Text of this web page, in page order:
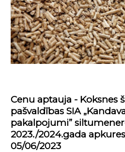
Cenu aptauja - Koksnes
pašvaldības SIA
pakalpojumi”
2023./2024.gada
05/06/2023